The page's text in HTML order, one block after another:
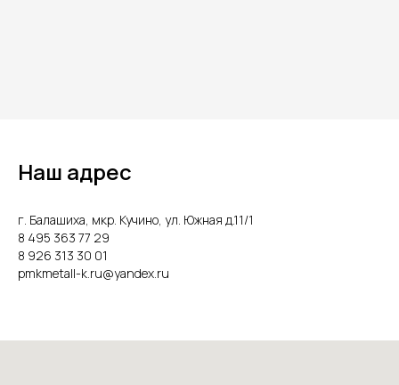
Наш адрес
г. Балашиха, мкр. Кучино, ул. Южная д.11/1
8 495 363 77 29
8 926 313 30 01
pmkmetall-k.ru@yandex.ru